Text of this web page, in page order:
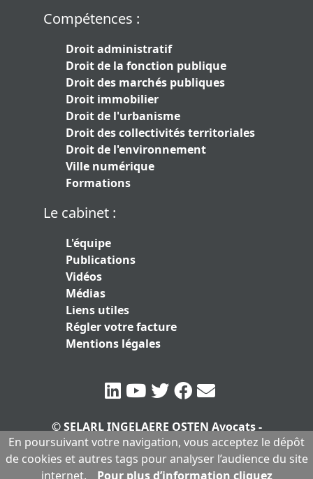
Compétences :
Droit administratif
Droit de la fonction publique
Droit des marchés publiques
Droit immobilier
Droit de l'urbanisme
Droit des collectivités territoriales
Droit de l'environnement
Ville numérique
Formations
Le cabinet :
L'équipe
Publications
Vidéos
Médias
Liens utiles
Régler votre facture
Mentions légales
© SELARL INGELAERE OSTEN Avocats -
SERLARL au capital de 10.000 euros|
Mentions légales
En poursuivant votre navigation, vous acceptez le dépôt
de cookies et autres tags pour analyser l’audience du site
internet.
Pour plus d’information cliquez